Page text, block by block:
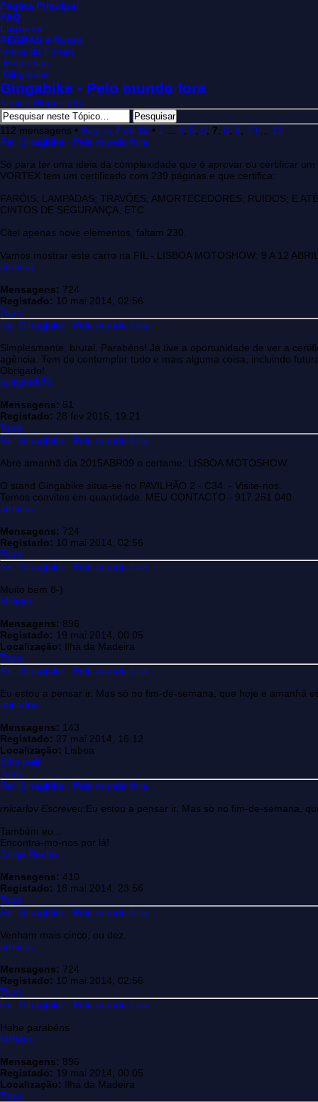
Página Principal
FAQ
Ligue-se
REGRAS e-forum
Índice do Fórum
Empresas
Gingabike
Gingabike - Pelo mundo fora
Tópico Bloqueado
112 mensagens • Página 7 de 12 • 1 4 5 6 7 8 9 10
12
Re: Ginagbike - Pelo mundo fora
Só para ter uma ideia da complexidade que é aprovar ou certificar
VORTEX tem um certificado com 239 páginas e que certifica:
FARÓIS; LAMPADAS; TRAVÕES; AMORTECEDORES; RUIDOS; E
CINTOS DE SEGURANÇA, ETC.
Citei apenas nove elementos, faltam 230.
Vamos mostrar este carro na FIL - LISBOA MOTOSHOW: 9 A 12
afreitas
Mensagens: 724
Registado: 10 mai 2014, 02:56
Topo
Re: Ginagbike - Pelo mundo fora
Simplesmente, brutal. Parabéns! Já tive a oportunidade de ver a
agência. Tem de contemplar tudo e mais alguma coisa, incluindo
Obrigado!
cuttysark76
Mensagens: 51
Registado: 28 fev 2015, 19:21
Topo
Re: Ginagbike - Pelo mundo fora
Abre amanhã dia 2015ABR09 o certame: LISBOA MOTOSHOW.
O stand Gingabike situa-se no PAVILHÃO 2 - C34. - Visite-nos.
Temos convites em quantidade. MEU CONTACTO - 917 251 040
afreitas
Mensagens: 724
Registado: 10 mai 2014, 02:56
Topo
Re: Ginagbike - Pelo mundo fora
Muito bem 8-)
MRider
Mensagens: 896
Registado: 19 mai 2014, 00:05
Localização: Ilha da Madeira
Topo
Re: Ginagbike - Pelo mundo fora
Eu estou a pensar ir. Mas só no fim-de-semana, que hoje e amanhã
rnlcarlov
Mensagens: 143
Registado: 27 mai 2014, 16:12
Localização: Lisboa
Sítio web
Topo
Re: Ginagbike - Pelo mundo fora
rnlcarlov Escreveu:Eu estou a pensar ir. Mas só no fim-de-semana,
Também eu...
Encontra-mo-nos por lá!
Jorge Rocha
Mensagens: 410
Registado: 18 mai 2014, 23:56
Topo
Re: Ginagbike - Pelo mundo fora
Venham mais cinco, ou dez.
afreitas
Mensagens: 724
Registado: 10 mai 2014, 02:56
Topo
Re: Ginagbike - Pelo mundo fora
Hehe parabéns
MRider
Mensagens: 896
Registado: 19 mai 2014, 00:05
Localização: Ilha da Madeira
Topo